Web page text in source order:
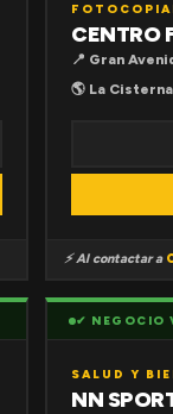
CENTRO
📍 Gran
🌎 La
⚡ Al contactar a
✔ NEGOCIO
SALUD Y
NN